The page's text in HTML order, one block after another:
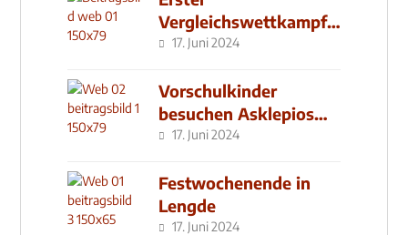
Vergleichswettkampf
seit 2019
17. Juni 2024
Vorschulkinder
besuchen Asklepios
Klinik
17. Juni 2024
Festwochenende in
Lengde
17. Juni 2024